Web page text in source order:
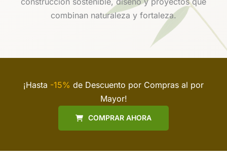
combinan naturaleza y fortaleza.
¡Hasta -15% de Descuento por Compras al por
Mayor!
COMPRAR AHORA